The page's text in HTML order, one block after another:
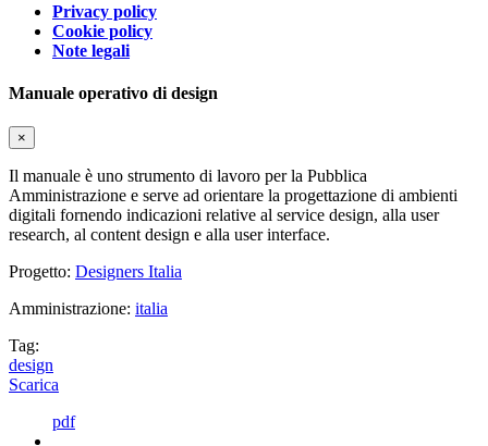
Privacy policy
Cookie policy
Note legali
Manuale operativo di design
×
Il manuale è uno strumento di lavoro per la Pubblica
Amministrazione e serve ad orientare la progettazione di ambienti
digitali fornendo indicazioni relative al service design, alla user
research, al content design e alla user interface.
Progetto: Designers Italia
Amministrazione: italia
Tag:
design
Scarica
pdf